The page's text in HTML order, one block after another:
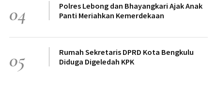
04
Polres Lebong dan Bhayangkari Ajak Anak
Panti Meriahkan Kemerdekaan
05
Rumah Sekretaris DPRD Kota Bengkulu
Diduga Digeledah KPK